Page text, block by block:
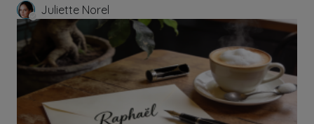
Juliette Norel